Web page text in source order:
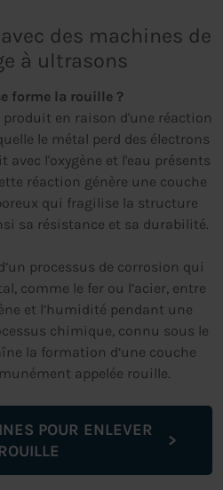
des machines de
à ultrasons
forme la rouille ?
en raison d'une réaction
le métal perd des électrons
l'oxygène et l'eau présents
réaction génère une couche
qui fragilise la structure
sa résistance et sa durabilité.
processus de corrosion qui
comme le fer ou l’acier, entre
et l’humidité pendant une
chimique, connu sous le
la formation d’une couche
appelée rouille.
POUR ENLEVER